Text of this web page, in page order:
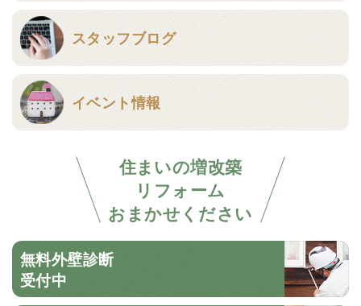
スタッフブログ
イベント情報
住まいの増改築
リフォーム
おまかせください
無料外壁診断
受付中